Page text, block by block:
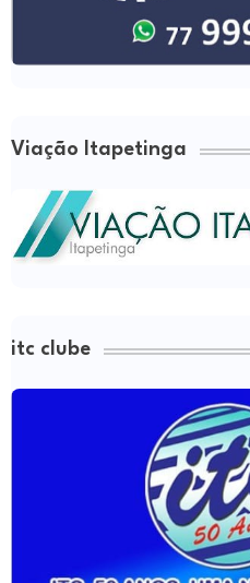
Viação Itapetinga
itc clube